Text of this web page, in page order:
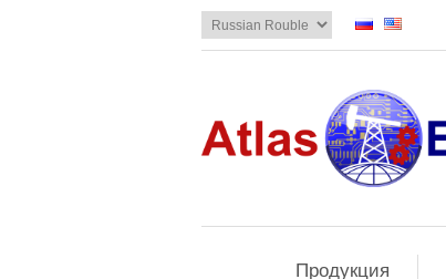
Продукция